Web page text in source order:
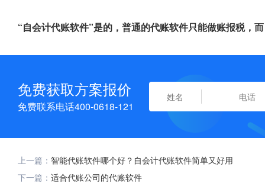
“自会计代账软件”是的，普通的代账软件只能做账报税，
免费获取方案报价
免费联系电话400-0618-121
上一篇： 智能代账软件哪个好？自会计代账软件简单又好用
下一篇： 适合代账公司的代账软件